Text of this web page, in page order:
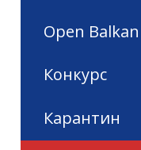
Open Balkan
Конкурс
Карантин